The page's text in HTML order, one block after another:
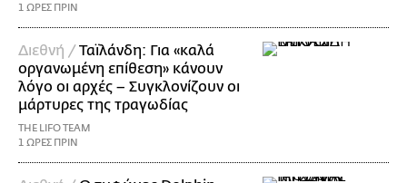
1 ΩΡΕΣ ΠΡΙΝ
Διεθνή /Ταϊλάνδη: Για «καλά
οργανωμένη επίθεση» κάνουν
λόγο οι αρχές – Συγκλονίζουν οι
μάρτυρες της τραγωδίας
THE LIFO TEAM
1 ΩΡΕΣ ΠΡΙΝ